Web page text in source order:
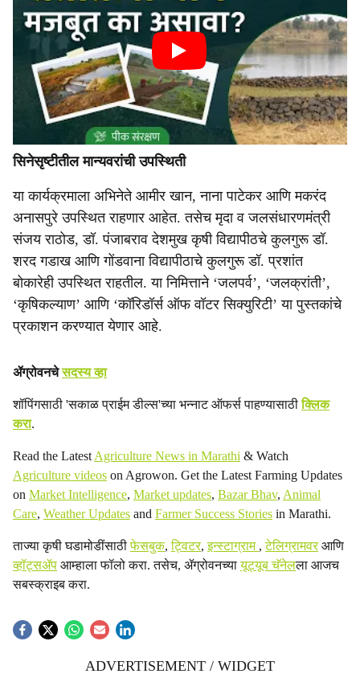
सिनेसृष्टीतील मान्यवरांची उपस्थिती
या कार्यक्रमाला अभिनेते आमीर खान, नाना पाटेकर आणि मकरंद
अनासपुरे उपस्थित राहणार आहेत. तसेच मृदा व जलसंधारणमंत्री
संजय राठोड, डॉ. पंजाबराव देशमुख कृषी विद्यापीठचे कुलगुरू डॉ.
शरद गडाख आणि गोंडवाना विद्यापीठाचे कुलगुरू डॉ. प्रशांत
बोकारेही उपस्थित राहतील. या निमित्ताने ‘जलपर्व’, ‘जलक्रांती’,
‘कृषिकल्याण’ आणि ‘कॉरिडॉर्स ऑफ वॉटर सिक्युरिटी’ या पुस्तकांचे
प्रकाशन करण्यात येणार आहे.
ॲग्रोवनचेसदस्य व्हा
शॉपिंगसाठी 'सकाळ प्राईम डील्स'च्या भन्नाट ऑफर्स पाहण्यासाठीक्लिक
करा.
Read the Latest Agriculture News in Marathi & Watch
Agriculture videos on Agrowon. Get the Latest Farming Updates
on Market Intelligence, Market updates, Bazar Bhav, Animal
Care, Weather Updates and Farmer Success Stories in Marathi.
ताज्या कृषी घडामोडींसाठीफेसबुक,ट्विटर,इन्स्टाग्राम ,टेलिग्रामवरआणि
व्हॉट्सॲप आम्हाला फॉलो करा. तसेच, ॲग्रोवनच्यायूट्यूब चॅनेलला आजच
सबस्क्राइब करा.
ADVERTISEMENT / WIDGET